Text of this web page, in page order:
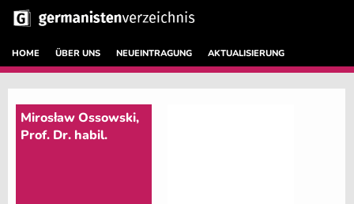
HOME ÜBER UNS NEUEINTRAGUNG AKTUALISIERUNG
Mirosław Ossowski,
Prof. Dr. habil.